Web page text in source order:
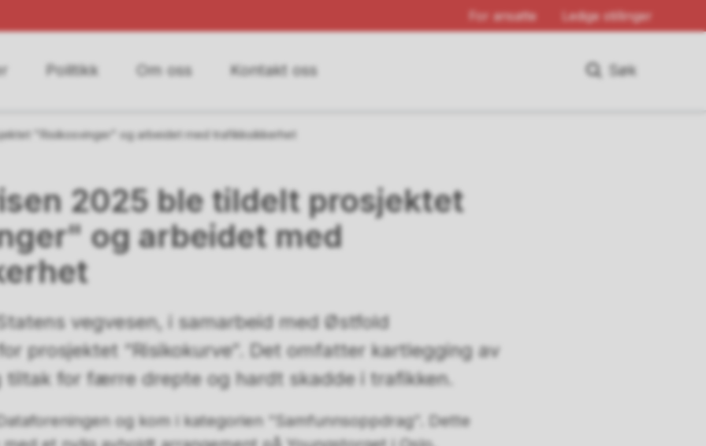
For ansatte Ledige stillinger
Politikk Om oss Kontakt oss Søk
"Risikosvinger" og arbeidet med trafikksikkerhet
2025 ble tildelt prosjektet
og arbeidet med
vegvesen, i samarbeid med Østfold
prosjektet “Risikokurve”. Det omfatter kartlegging av
tiltak for færre drepte og hardt skadde i trafikken.
og kom i kategorien “Samfunnsoppdrag”. Dette